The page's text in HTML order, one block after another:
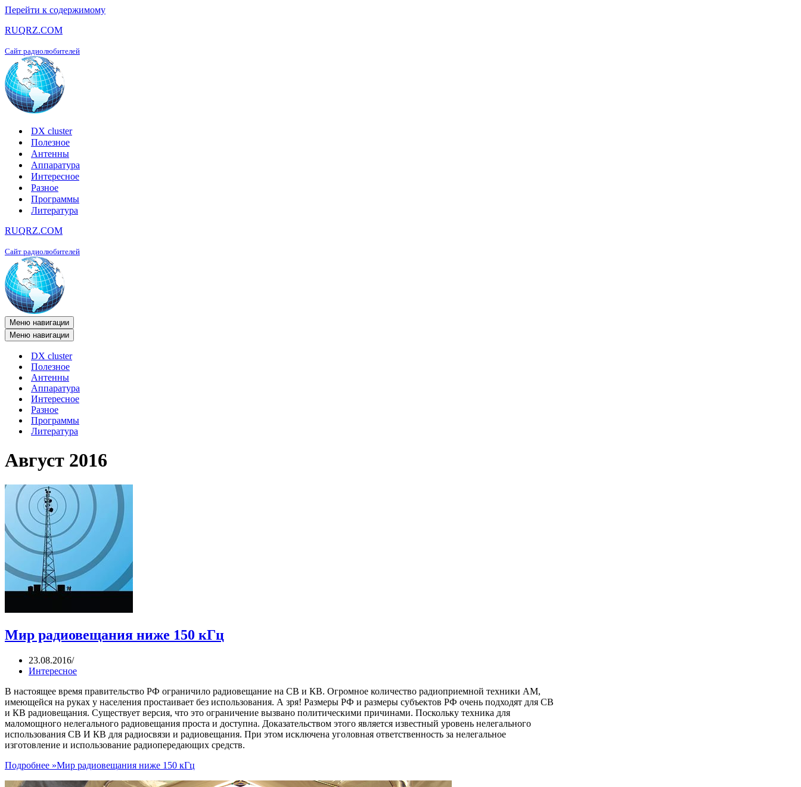
Перейти к содержимому
RUQRZ.COM
Сайт радиолюбителей
DX cluster
Полезное
Антенны
Аппаратура
Интересное
Разное
Программы
Литература
RUQRZ.COM
Сайт радиолюбителей
Меню навигации
Меню навигации
DX cluster
Полезное
Антенны
Аппаратура
Интересное
Разное
Программы
Литература
Август 2016
Мир радиовещания ниже 150 кГц
23.08.2016
Интересное
В настоящее время правительство РФ ограничило радиовещание на СВ и КВ. Огромное количество радиоприемной техники АМ,
имеющейся на руках у населения простаивает без использования. А зря! Размеры РФ и размеры субъектов РФ очень подходят для СВ
и КВ радиовещания. Существует версия, что это ограничение вызвано политическими причинами. Поскольку техника для
маломощного нелегального радиовещания проста и доступна. Доказательством этого является известный уровень нелегального
использования СВ И КВ для радиосвязи и радиовещания. При этом исключена уголовная ответственность за нелегальное
изготовление и использование радиопередающих средств.
Подробнее »Мир радиовещания ниже 150 кГц